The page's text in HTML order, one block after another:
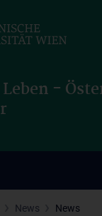
-
News News